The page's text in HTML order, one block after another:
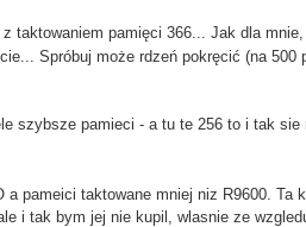
taktowaniem pamięci 366... Jak dla
Spróbuj może rdzeń pokręcić (na 500
szybsze pamieci - a tu te 256 to i tak sie
pameici taktowane mniej niz R9600. Ta
i tak bym jej nie kupil, wlasnie ze